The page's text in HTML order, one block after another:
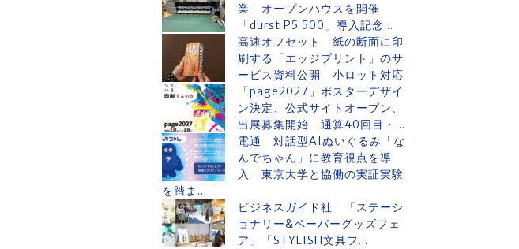
業 オープンハウスを開催
「durst P5 500」導入記念...
高速オフセット 紙の断面に印
刷する「エッジプリント」のサ
ービス資料公開 小ロット対応
「page2027」ポスターデザイ
ン決定、公式サイトオープン、
出展募集開始 通算40回目・...
電通 対話型AIぬいぐるみ「な
んでちゃん」に教育視点を導
入 東京大学と協働の実証実験
を踏ま...
ビジネスガイド社 「ステーシ
ョナリー&ペーパーグッズフェ
ア」「STYLISH文具フ...